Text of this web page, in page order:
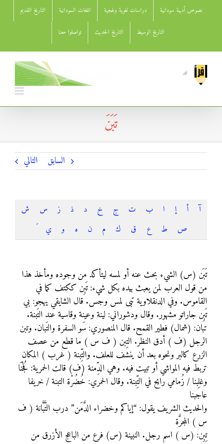
نصوص أدبية سودانية دراسات لغوية ولهجية اللغات السودانية التاريخ القديم
التاريخ الوسيط التاريخ الحديث تواصلوا معنا
تَبَنَ
السابق التالي
آ أ إ ا ب ت ج خ د ذ ز س
ش
ص
ط ع ق ك م ن ه و ي
تَبَن (س) الشيء بحث عنه أو لمسه ليتأكد من وجوده ومأخذ هذا
من قول العرب لمن يعبث بيده بكل شيء: تَبِن ككتف كما في
القاموس. وفي الدنقلاوية تبى لمس وجس. قال الشايقي يهجو: بي
تَبِن جاراتو مشهور. وقال ودشوراني: لينة وعينة وقاسية عند التَبنة.
تبان: (شمال) فطير القمح. قال المنصوري: سَو السفرة والتَبان. وتبن
الرجل (ف ) أدق النظر. التِبن ( ف س ) ما قطع من عصف
الزرع كالبر ونحوه بعد أن ينشف للعلف. والتِّبنة ( غرب ) المكان
تربط فيه المواشي أو تبيت فيه. وهي الدِّمنة (ف) قالت الحمرية: فُجْنَا
وغلِبنا / زُمامي رايح في التِّبنة. وقال الحمري: خُضُرْة التبنة / خريفا
عاجبنا
والحديث الشريف يقول: “إياكم وخضراء الدَّمَن” درب التَّبَّانة ( ف
س ) المجرَّة
تِبِن: (س ) اسم رجل. النبينة (س) فرع من الباعج الأزرق من